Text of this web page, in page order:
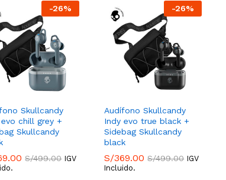
-26%
Skullcandy
chill grey +
Skullcandy
S/499.00 IGV
-26%
Audífono Skullcandy
Indy evo true black +
Sidebag Skullcandy
black
S/369.00 S/499.00 IGV
Incluido.